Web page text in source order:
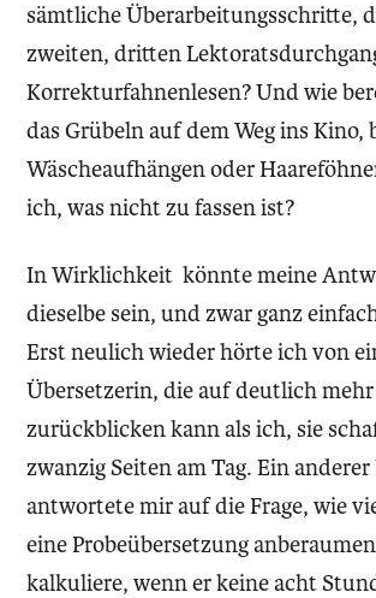
sämtliche Überarbeitungsschritte,
zweiten, dritten
Korrekturfahnenlesen? Und wie
das Grübeln auf dem Weg ins Kino,
Wäscheaufhängen oder
ich, was nicht zu fassen ist?
In Wirklichkeit könnte meine
dieselbe sein, und zwar ganz
Erst neulich wieder hörte ich von
Übersetzerin, die auf deutlich
zurückblicken kann als ich, sie
zwanzig Seiten am Tag. Ein anderer
antwortete mir auf die Frage, wie
eine Probeübersetzung
kalkuliere, wenn er keine acht